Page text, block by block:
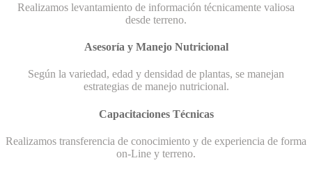
Realizamos levantamiento de información técnicamente valiosa
desde terreno.
Asesoría y Manejo Nutricional
Según la variedad, edad y densidad de plantas, se manejan
estrategias de manejo nutricional.
Capacitaciones Técnicas
Realizamos transferencia de conocimiento y de experiencia de forma
on-Line y terreno.